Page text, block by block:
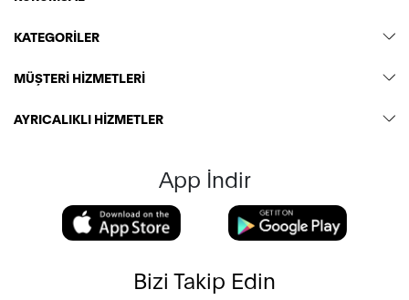
KATEGORİLER
MÜŞTERİ HİZMETLERİ
AYRICALIKLI HİZMETLER
App İndir
Bizi Takip Edin